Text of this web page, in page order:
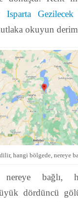
Isparta
okuyun
hangi bölgede, nereye
bağlı,
dördüncü